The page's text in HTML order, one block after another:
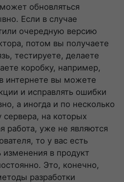
обновляться
Если в случае
очередную версию
потом вы получаете
тестируете, делаете
коробку, например,
интернете вы можете
и исправлять ошибки
а иногда и по несколько
сервера, на которых
работа, уже не являются
то у вас есть
в продукт
Это, конечно,
разработки